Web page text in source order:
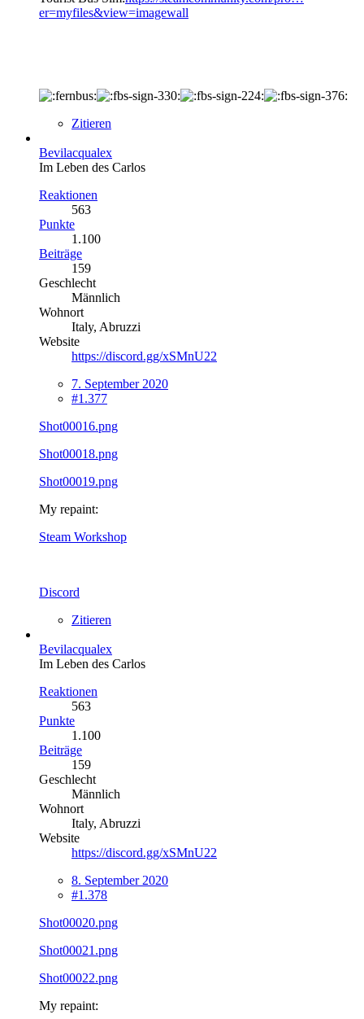
er=myfiles&view=imagewall
Zitieren
Bevilacqualex
Im Leben des Carlos
Reaktionen
563
Punkte
1.100
Beiträge
159
Geschlecht
Männlich
Wohnort
Italy, Abruzzi
Website
https://discord.gg/xSMnU22
7. September 2020
#1.377
Shot00016.png
Shot00018.png
Shot00019.png
My repaint:
Steam Workshop
Discord
Zitieren
Bevilacqualex
Im Leben des Carlos
Reaktionen
563
Punkte
1.100
Beiträge
159
Geschlecht
Männlich
Wohnort
Italy, Abruzzi
Website
https://discord.gg/xSMnU22
8. September 2020
#1.378
Shot00020.png
Shot00021.png
Shot00022.png
My repaint: